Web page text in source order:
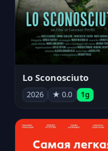
Lo Sconosciuto
2026 ★ 0.0 1g